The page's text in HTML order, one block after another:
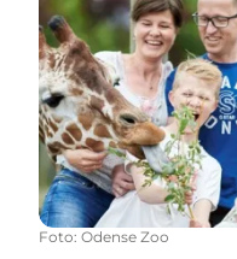
Foto: Odense Zoo